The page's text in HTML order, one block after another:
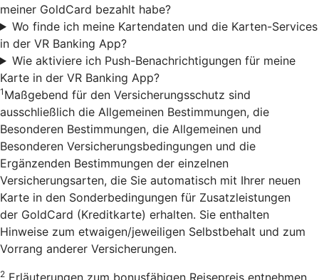
meiner GoldCard bezahlt habe?
Wo finde ich meine Kartendaten und die Karten-Services
in der VR Banking App?
Wie aktiviere ich Push-Benachrichtigungen für meine
Karte in der VR Banking App?
1 Maßgebend für den Versicherungsschutz sind
ausschließlich die Allgemeinen Bestimmungen, die
Besonderen Bestimmungen, die Allgemeinen und
Besonderen Versicherungsbedingungen und die
Ergänzenden Bestimmungen der einzelnen
Versicherungsarten, die Sie automatisch mit Ihrer neuen
Karte in den Sonderbedingungen für Zusatzleistungen
der GoldCard (Kreditkarte) erhalten. Sie enthalten
Hinweise zum etwaigen/jeweiligen Selbstbehalt und zum
Vorrang anderer Versicherungen.
2 Erläuterungen zum bonusfähigen Reisepreis entnehmen